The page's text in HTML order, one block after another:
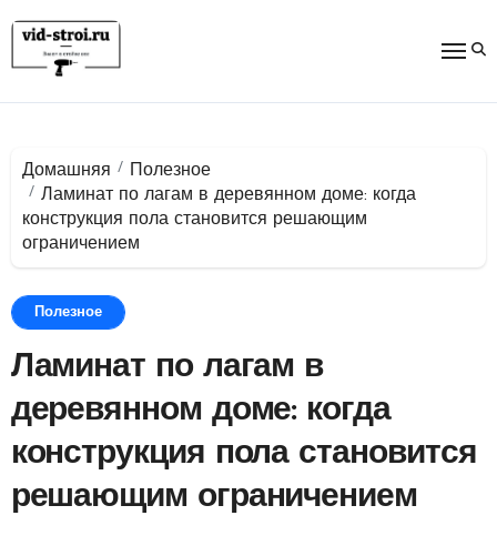
содержимому
Домашняя
Полезное
Ламинат по лагам в деревянном доме: когда
конструкция пола становится решающим
ограничением
Полезное
Ламинат по лагам в
деревянном доме: когда
конструкция пола становится
решающим ограничением